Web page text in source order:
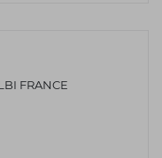
FRANCE